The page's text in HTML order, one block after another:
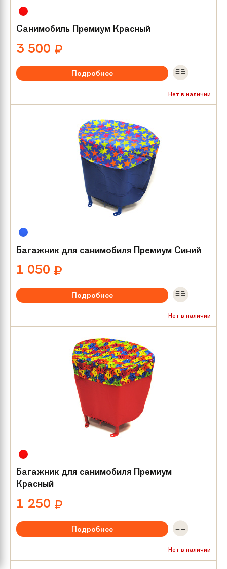
Санимобиль Премиум Красный
3 500 ₽
Подробнее
Нет в наличии
Багажник для санимобиля Премиум Синий
1 050 ₽
Подробнее
Нет в наличии
Багажник для санимобиля Премиум
Красный
1 250 ₽
Подробнее
Нет в наличии